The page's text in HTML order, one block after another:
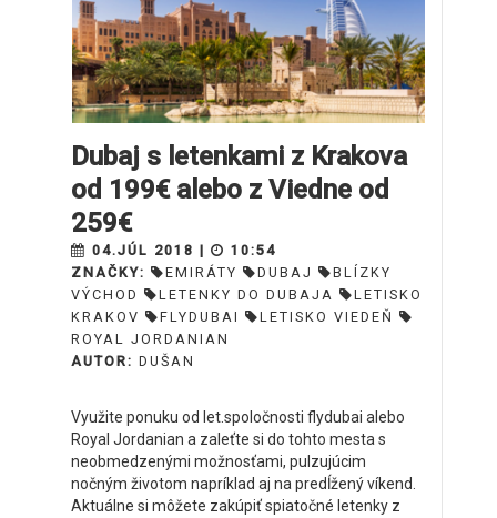
Dubaj s letenkami z Krakova
od 199€ alebo z Viedne od
259€
04.JÚL 2018 |
10:54
ZNAČKY:
EMIRÁTY DUBAJ
BLÍZKY
VÝCHOD
LETENKY DO DUBAJA
LETISKO
KRAKOV
FLYDUBAI
LETISKO VIEDEŇ
ROYAL JORDANIAN
AUTOR: DUŠAN
Využite ponuku od let.spoločnosti flydubai alebo
Royal Jordanian a zaleťte si do tohto mesta s
neobmedzenými možnosťami, pulzujúcim
nočným životom napríklad aj na predĺžený víkend.
Aktuálne si môžete zakúpiť spiatočné letenky z